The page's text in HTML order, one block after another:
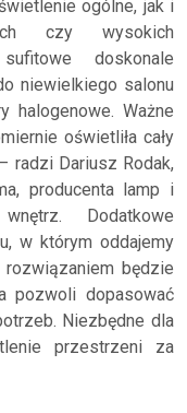
ogólne, jak i
czy wysokich
doskonale
niewielkiego salonu
halogenowe. Ważne
oświetliła cały
radzi Dariusz Rodak,
producenta lamp i
Dodatkowe
w którym oddajemy
będzie
pozwoli dopasować
Niezbędne dla
przestrzeni za